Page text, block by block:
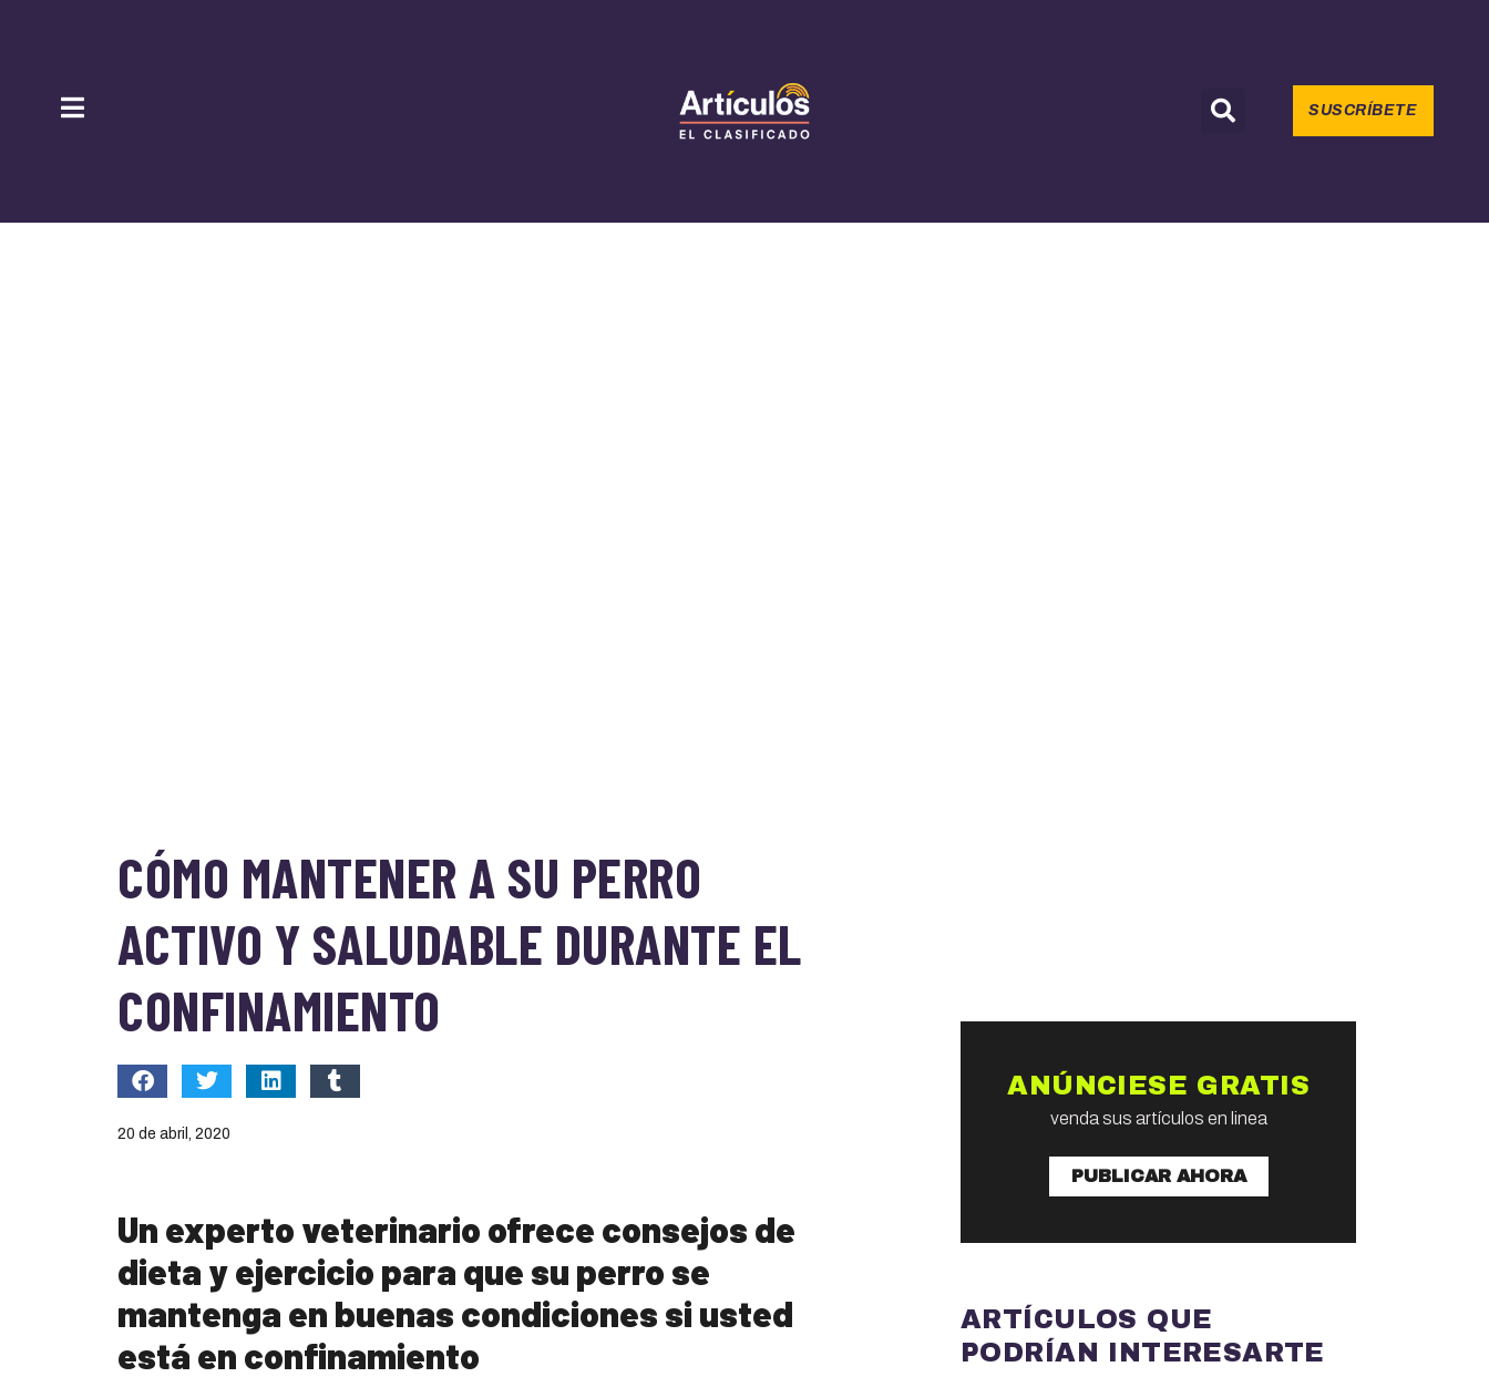
SUSCRÍBETE
CÓMO MANTENER A SU PERRO
ACTIVO Y SALUDABLE DURANTE EL
CONFINAMIENTO
20 de abril, 2020
Un experto veterinario ofrece consejos de
dieta y ejercicio para que su perro se
mantenga en buenas condiciones si usted
está en confinamiento
ANÚNCIESE GRATIS
venda sus artículos en linea
PUBLICAR AHORA
ARTÍCULOS QUE
PODRÍAN INTERESARTE